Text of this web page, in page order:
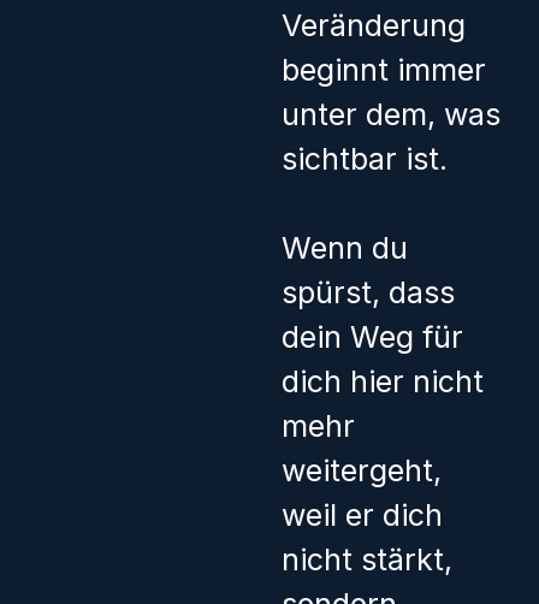
Veränderung
beginnt immer
unter dem, was
sichtbar ist.
Wenn du
spürst, dass
dein Weg für
dich hier nicht
mehr
weitergeht,
weil er dich
nicht stärkt,